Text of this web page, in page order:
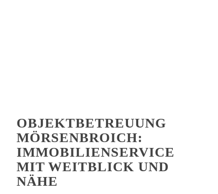
OBJEKTBETREUUNG
MÖRSENBROICH:
IMMOBILIENSERVICE
MIT WEITBLICK UND
NÄHE